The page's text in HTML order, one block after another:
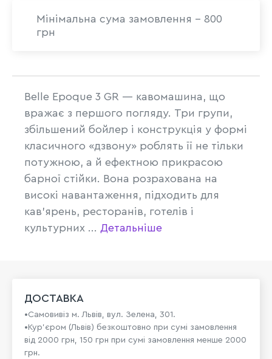
Мінімальна сума замовлення - 800
грн
Belle Epoque 3 GR — кавомашина, що
вражає з першого погляду. Три групи,
збільшений бойлер і конструкція у формі
класичного «дзвону» роблять її не тільки
потужною, а й ефектною прикрасою
барної стійки. Вона розрахована на
високі навантаження, підходить для
кав’ярень, ресторанів, готелів і
культурних ... Детальніше
ДОСТАВКА
•Самовивіз м. Львів, вул. Зелена, 301.
•Кур'єром (Львів) безкоштовно при сумі замовлення
від 2000 грн, 150 грн при сумі замовлення менше 2000
грн.